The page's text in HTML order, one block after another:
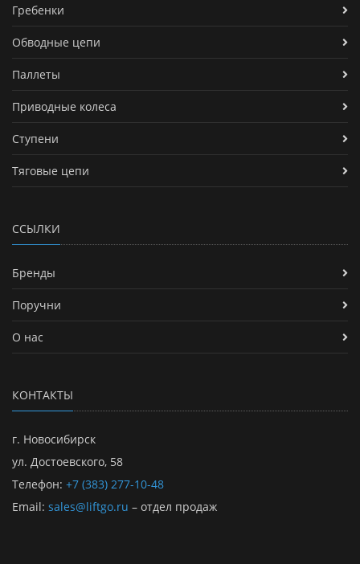
Гребенки
Обводные цепи
Паллеты
Приводные колеса
Ступени
Тяговые цепи
ССЫЛКИ
Бренды
Поручни
О нас
КОНТАКТЫ
г. Новосибирск
ул. Достоевского, 58
Телефон: +7 (383) 277-10-48
Email: sales@liftgo.ru – отдел продаж